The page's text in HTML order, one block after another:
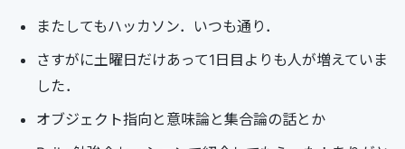
またしてもハッカソン．いつも通り．
さすがに土曜日だけあって1日目よりも人が増えていま
した．
オブジェクト指向と意味論と集合論の話とか